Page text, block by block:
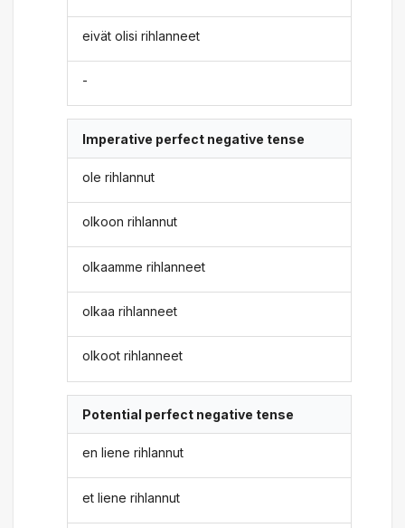
eivät olisi rihlanneet
-
Imperative perfect negative tense
ole rihlannut
olkoon rihlannut
olkaamme rihlanneet
olkaa rihlanneet
olkoot rihlanneet
Potential perfect negative tense
en liene rihlannut
et liene rihlannut